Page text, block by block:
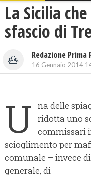
La Sicilia
sfascio di
Redazione Prima
16 Gennaio 2014
U na delle
ridotta uno
commissari
scioglimento per
comunale – invece
generale, di